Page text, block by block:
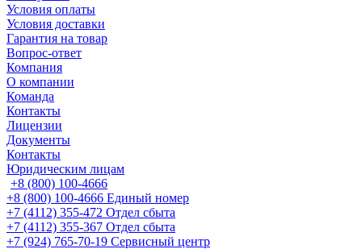
Условия оплаты
Условия доставки
Гарантия на товар
Вопрос-ответ
Компания
О компании
Команда
Контакты
Лицензии
Документы
Контакты
Юридическим лицам
+8 (800) 100-4666
+8 (800) 100-4666 Единый номер
+7 (4112) 355-472 Отдел сбыта
+7 (4112) 355-367 Отдел сбыта
+7 (924) 765-70-19 Сервисный центр